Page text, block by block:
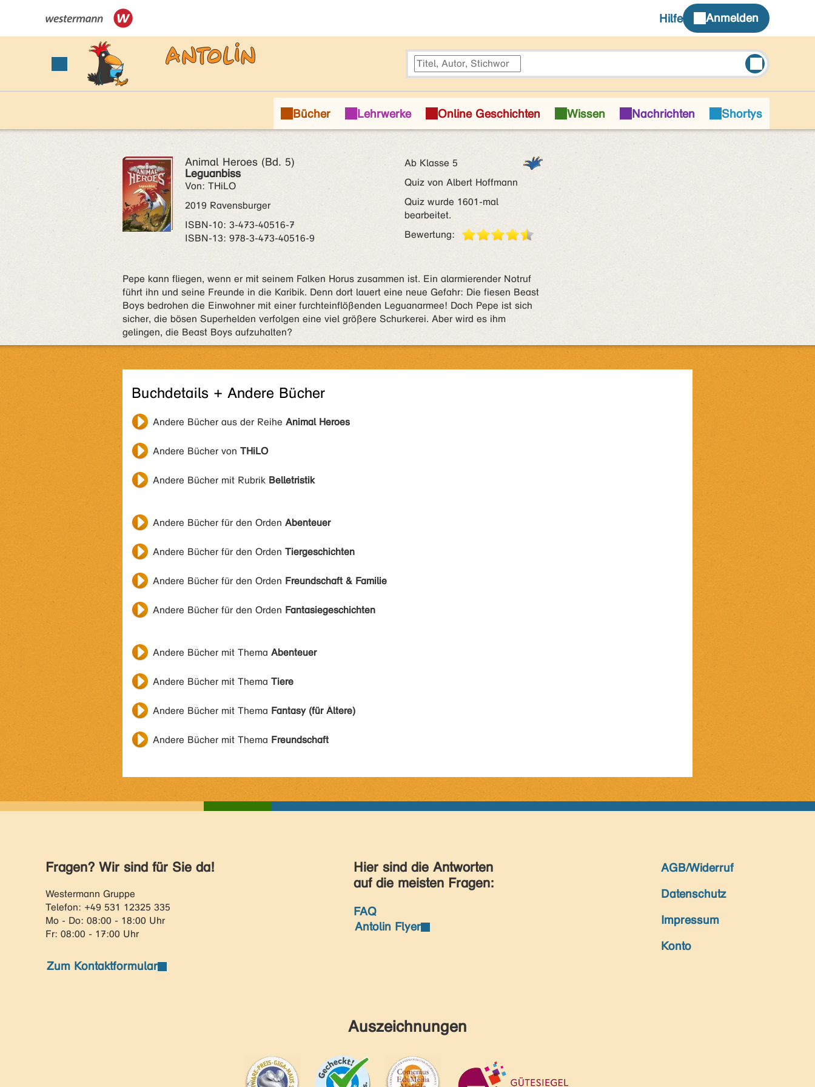
Animal Heroes (Bd. 5)
Leguanbiss
Von: THiLO
2019 Ravensburger
ISBN‑10: 3-473-40516-7
ISBN‑13: 978-3-473-40516-9
Ab Klasse 5
Quiz von Albert Hoffmann
Quiz wurde 1601-mal
bearbeitet.
Bewertung:
Pepe kann fliegen, wenn er mit seinem Falken Horus zusammen ist. Ein alarmierender Notruf
führt ihn und seine Freunde in die Karibik. Denn dort lauert eine neue Gefahr: Die fiesen Beast
Boys bedrohen die Einwohner mit einer furchteinflößenden Leguanarmee! Doch Pepe ist sich
sicher, die bösen Superhelden verfolgen eine viel größere Schurkerei. Aber wird es ihm
gelingen, die Beast Boys aufzuhalten?
Buchdetails + Andere Bücher
Andere Bücher aus der Reihe Animal Heroes
Andere Bücher von THiLO
Andere Bücher mit Rubrik Belletristik
Andere Bücher für den Orden Abenteuer
Andere Bücher für den Orden Tiergeschichten
Andere Bücher für den Orden Freundschaft & Familie
Andere Bücher für den Orden Fantasiegeschichten
Andere Bücher mit Thema Abenteuer
Andere Bücher mit Thema Tiere
Andere Bücher mit Thema Fantasy (für Ältere)
Andere Bücher mit Thema Freundschaft